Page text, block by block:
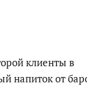
клиенты в
напиток от